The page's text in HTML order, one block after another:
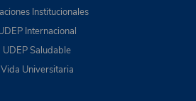
Institucionales
Internacional
UDEP Saludable
Vida Universitaria